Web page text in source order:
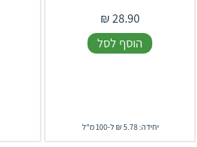
28.90
₪
הוסף לסל
יחידה: 5.78 ₪ ל-100 מ"ל